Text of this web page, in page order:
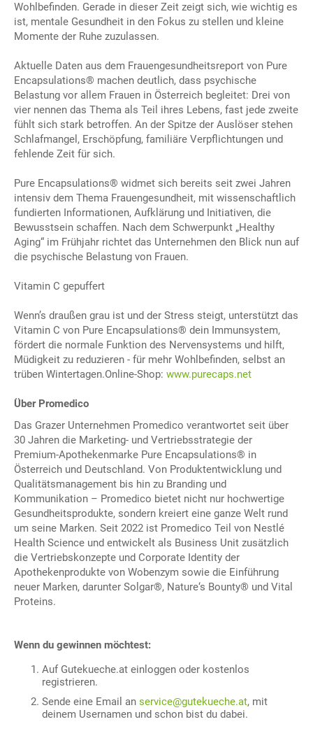
Wohlbefinden. Gerade in dieser Zeit zeigt sich, wie wichtig es
ist, mentale Gesundheit in den Fokus zu stellen und kleine
Momente der Ruhe zuzulassen.
Aktuelle Daten aus dem Frauengesundheitsreport von Pure
Encapsulations® machen deutlich, dass psychische
Belastung vor allem Frauen in Österreich begleitet: Drei von
vier nennen das Thema als Teil ihres Lebens, fast jede zweite
fühlt sich stark betroffen. An der Spitze der Auslöser stehen
Schlafmangel, Erschöpfung, familiäre Verpflichtungen und
fehlende Zeit für sich.
Pure Encapsulations® widmet sich bereits seit zwei Jahren
intensiv dem Thema Frauengesundheit, mit wissenschaftlich
fundierten Informationen, Aufklärung und Initiativen, die
Bewusstsein schaffen. Nach dem Schwerpunkt „Healthy
Aging“ im Frühjahr richtet das Unternehmen den Blick nun auf
die psychische Belastung von Frauen.
Vitamin C gepuffert
Wenn’s draußen grau ist und der Stress steigt, unterstützt das
Vitamin C von Pure Encapsulations® dein Immunsystem,
fördert die normale Funktion des Nervensystems und hilft,
Müdigkeit zu reduzieren - für mehr Wohlbefinden, selbst an
trüben Wintertagen.Online-Shop: www.purecaps.net
Über Promedico
Das Grazer Unternehmen Promedico verantwortet seit über
30 Jahren die Marketing- und Vertriebsstrategie der
Premium-Apothekenmarke Pure Encapsulations® in
Österreich und Deutschland. Von Produktentwicklung und
Qualitätsmanagement bis hin zu Branding und
Kommunikation – Promedico bietet nicht nur hochwertige
Gesundheitsprodukte, sondern kreiert eine ganze Welt rund
um seine Marken. Seit 2022 ist Promedico Teil von Nestlé
Health Science und entwickelt als Business Unit zusätzlich
die Vertriebskonzepte und Corporate Identity der
Apothekenprodukte von Wobenzym sowie die Einführung
neuer Marken, darunter Solgar®, Nature‘s Bounty® und Vital
Proteins.
Wenn du gewinnen möchtest:
Auf Gutekueche.at einloggen oder kostenlos
registrieren.
Sende eine Email an service@gutekueche.at, mit
deinem Usernamen und schon bist du dabei.